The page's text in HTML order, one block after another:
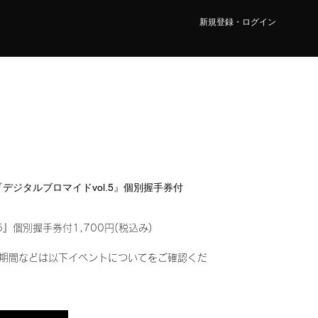
新規登録・ログイン
デジタルブロマイドvol.5』個別握手券付
』個別握手券付1,700円(税込み)
間などは以下イベントについてをご確認くだ